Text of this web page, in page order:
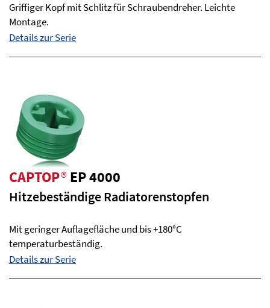
Griffiger Kopf mit Schlitz für Schraubendreher. Leichte
Montage.
Details zur Serie
CAPTOP®EP 4000
Hitzebeständige Radiatorenstopfen
Mit geringer Auflagefläche und bis +180°C
temperaturbeständig.
Details zur Serie